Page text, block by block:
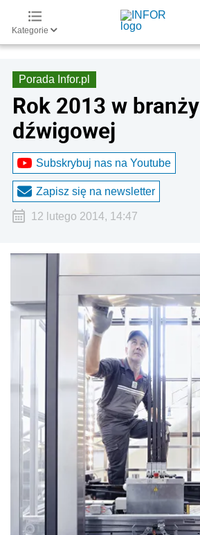
Kategorie
Porada Infor.pl
Rok 2013 w branży
dźwigowej
Subskrybuj nas na Youtube
Zapisz się na newsletter
12 lutego 2014, 14:47